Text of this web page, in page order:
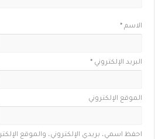
الاسم*
البريد الإلكتروني*
الموقع الإلكتروني
احفظ اسمي، بريدي الإلكتروني، والموقع